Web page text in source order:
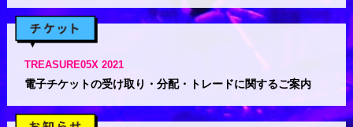
TREASURE05X 2021
電子チケットの受け取り・分配・トレードに関するご案内